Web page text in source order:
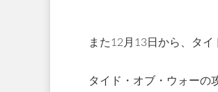
また12月13日から、タ
タイド・オブ・ウォーの